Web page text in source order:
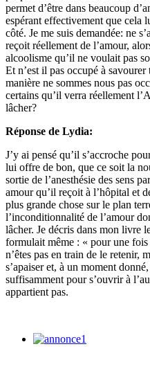
permet d’être dans beaucoup
espérant effectivement que cela
côté. Je me suis demandée: ne
reçoit réellement de l’amour,
alcoolisme qu’il ne voulait pas
Et n’est il pas occupé à
manière ne sommes nous pas
certains qu’il verra réellement
lâcher?
Réponse de Lydia:
J’y ai pensé qu’il s’accroche
lui offre de bon, que ce soit la
sortie de l’anesthésie des sens
amour qu’il reçoit à l’hôpital et
plus grande chose sur le plan
l’inconditionnalité de l’amour
lâcher. Je décris dans mon livre
formulait même : « pour une
n’êtes pas en train de le retenir,
s’apaiser et, à un moment
suffisamment pour s’ouvrir à
appartient pas.